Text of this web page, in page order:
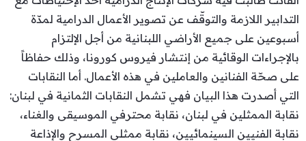
التدابير اللازمة والتوقّف عن تصوير الأعمال الدرامية لمدّة
أسبوعين على جميع الأراضي اللبنانية من أجل الإلتزام
بالإجراءات الوقائية من إنتشار فيروس كورونا، وذلك حفاظاً
على صحّة الفنانين والعاملين في هذه الأعمال. أما النقابات
التي أصدرت هذا البيان فهي تشمل النقابات الثمانية في لبنان:
نقابة الممثلين في لبنان، نقابة محترفي الموسيقى والغناء،
نقابة الفنيين السينمائيين، نقابة ممثلي المسرح والإذاعة